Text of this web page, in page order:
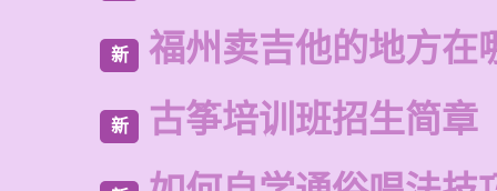
新 福州卖吉他的地方在
新 古筝培训班招生简章